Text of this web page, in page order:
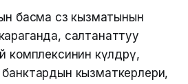
басма сөз кызматынын
салтанаттуу
комплексинин өкүлдөрү,
кызматкерлери,